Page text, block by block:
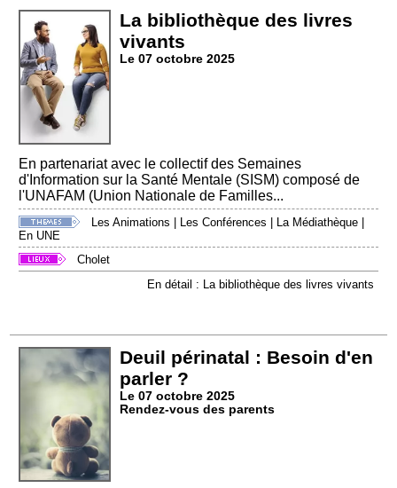
La bibliothèque des livres
vivants
Le 07 octobre 2025
En partenariat avec le collectif des Semaines
d'Information sur la Santé Mentale (SISM) composé de
l'UNAFAM (Union Nationale de Familles...
Les Animations | Les Conférences | La Médiathèque |
En UNE
Cholet
En détail : La bibliothèque des livres vivants
Deuil périnatal : Besoin d'en
parler ?
Le 07 octobre 2025
Rendez-vous des parents